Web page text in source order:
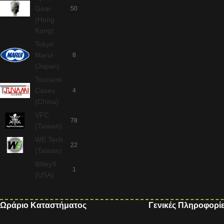
Gear
(Hong
Kong)
50
Tokyo
Marui
(Japan)
8
Tsunami
Cases
(China)
4
VFC
(Taiwan)
78
WE Tech
(Taiwan)
22
WileyX
(USA)
1
Ωράριο Καταστήματος Γενικές